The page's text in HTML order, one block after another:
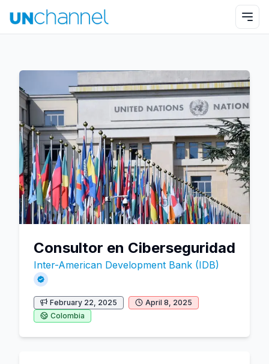
Consultor en Ciberseguridad
Inter-American Development Bank (IDB)
February 22, 2025
April 8, 2025
Colombia